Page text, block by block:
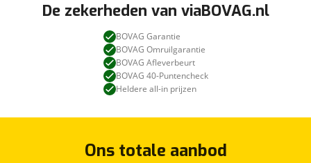
De zekerheden van viaBOVAG.nl
BOVAG Garantie
BOVAG Omruilgarantie
BOVAG Afleverbeurt
BOVAG 40-Puntencheck
Heldere all-in prijzen
Ons totale aanbod